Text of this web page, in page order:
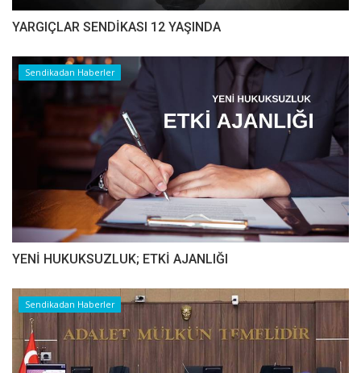
YARGIÇLAR SENDİKASI 12 YAŞINDA
Sendikadan Haberler
YENİ HUKUKSUZLUK; ETKİ AJANLIĞI
Sendikadan Haberler